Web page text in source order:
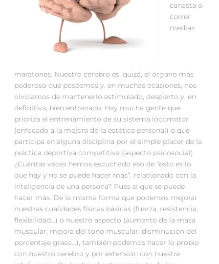
canasta o
correr
medias
maratones. Nuestro cerebro es, quizá, el órgano más
poderoso que poseemos y, en muchas ocasiones, nos
olvidamos de mantenerlo estimulado, despierto y, en
definitiva, bien entrenado. Hay mucha gente que
prioriza el entrenamiento de su sistema locomotor
(enfocado a la mejora de la estética personal) o que
participa en alguna disciplina por el simple placer de la
práctica deportiva competitiva (aspecto psicosocial).
¿Cuántas veces hemos escuchado eso de “esto es lo
que hay y no se puede hacer más”, relacionado con la
inteligencia de una persona? Pues sí que se puede
hacer más. De la misma forma que podemos mejorar
nuestras cualidades físicas básicas (fuerza, resistencia,
flexibilidad…) o nuestro aspecto (aumento de la masa
muscular, mejora del tono muscular, disminución del
porcentaje graso…), también podemos hacer lo propio
con nuestro cerebro y por extensión con nuestra